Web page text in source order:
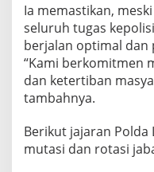
Ia memastikan,
seluruh tugas
berjalan optimal dan
“Kami berkomitmen
dan ketertiban
tambahnya.
Berikut jajaran Polda
mutasi dan rotasi